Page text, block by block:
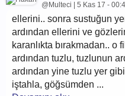
@Multeci | 5 Kas 17 -
ellerini.. sonra sustuğun
ardından ellerini ve
karanlıkta bırakmadan.. o
ardından tuzlu, tuzlunun
ardından yine tuzlu yer
iştahla, göğsümden ...